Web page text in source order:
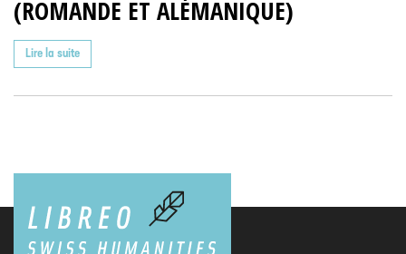
(ROMANDE ET ALÉMANIQUE)
Lire la suite